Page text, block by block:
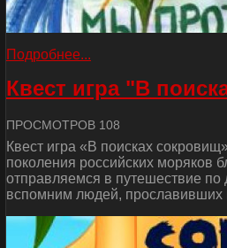
Подробнее...
Квест игра "В
ПРОСМОТРОВ 108
Квест игра «В поисках
поколения российских моряков
отправляемся в путешествие
вспомним людей, прославивших